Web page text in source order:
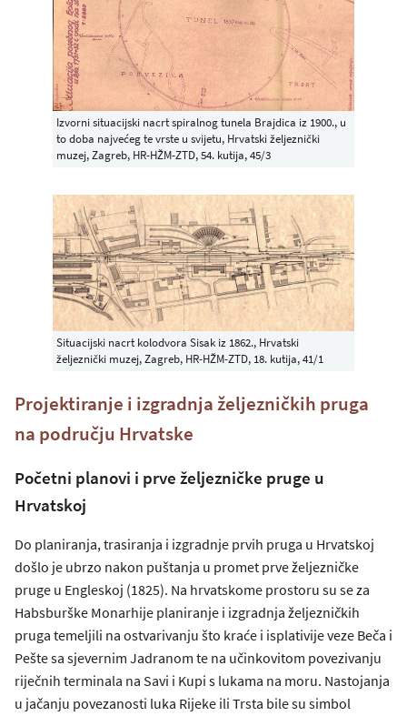
Izvorni situacijski nacrt spiralnog tunela Brajdica iz 1900., u
to doba najvećeg te vrste u svijetu, Hrvatski željeznički
muzej, Zagreb, HR-HŽM-ZTD, 54. kutija, 45/3
Situacijski nacrt kolodvora Sisak iz 1862., Hrvatski
željeznički muzej, Zagreb, HR-HŽM-ZTD, 18. kutija, 41/1
Projektiranje i izgradnja željezničkih pruga
na području Hrvatske
Početni planovi i prve željezničke pruge u
Hrvatskoj
Do planiranja, trasiranja i izgradnje prvih pruga u Hrvatskoj
došlo je ubrzo nakon puštanja u promet prve željezničke
pruge u Engleskoj (1825). Na hrvatskome prostoru su se za
Habsburške Monarhije planiranje i izgradnja željezničkih
pruga temeljili na ostvarivanju što kraće i isplativije veze Beča i
Pešte sa sjevernim Jadranom te na učinkovitom povezivanju
riječnih terminala na Savi i Kupi s lukama na moru. Nastojanja
u jačanju povezanosti luka Rijeke ili Trsta bile su simbol